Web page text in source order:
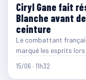
Ciryl Gane fait
Blanche avant
ceinture
Le combattant
marqué les esprits
15/06 · 11h32